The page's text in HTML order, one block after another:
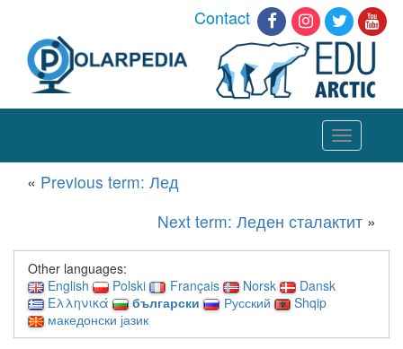
Contact
Toggle
navigation
« Previous term: Лед
Next term: Леден сталактит »
Other languages:
English
Polski Français Norsk
Dansk
Ελληνικά
български Русский
Shqip
македонски јазик